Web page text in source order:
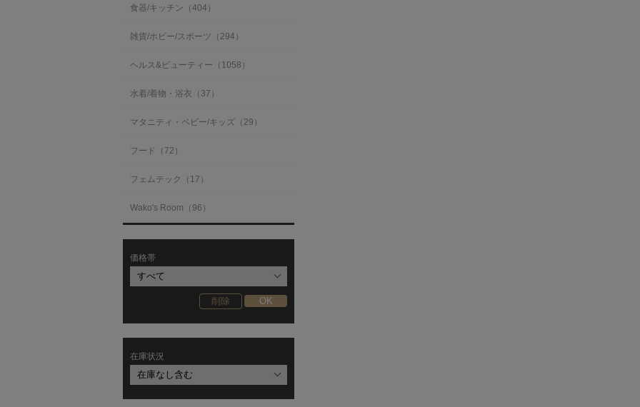
食器/キッチン（404）
雑貨/ホビー/スポーツ（294）
ヘルス&ビューティー（1058）
水着/着物・浴衣（37）
マタニティ・ベビー/キッズ（29）
フード（72）
フェムテック（17）
Wako's Room（96）
価格帯
在庫状況